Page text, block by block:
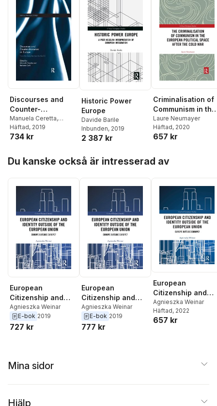
Discourses and
Counter-
discourses on
Europe
Manuela Ceretta,
Barbara Curli
Häftad, 2019
734 kr
Historic Power
Europe
Davide Barile
Inbunden, 2019
2 387 kr
Criminalisation of
Communism in the
European Political
Space after the
Cold War
Laure Neumayer
Häftad, 2020
657 kr
Du kanske också är intresserad av
European
Citizenship and
Identity Outside of
the European Union
Agnieszka Weinar
E-bok 2019
727 kr
European
Citizenship and
Identity Outside of
the European Union
Agnieszka Weinar
E-bok 2019
777 kr
European
Citizenship and
Identity Outside of
the European
Agnieszka Weinar
Häftad, 2022
657 kr
Mina sidor
Hjälp